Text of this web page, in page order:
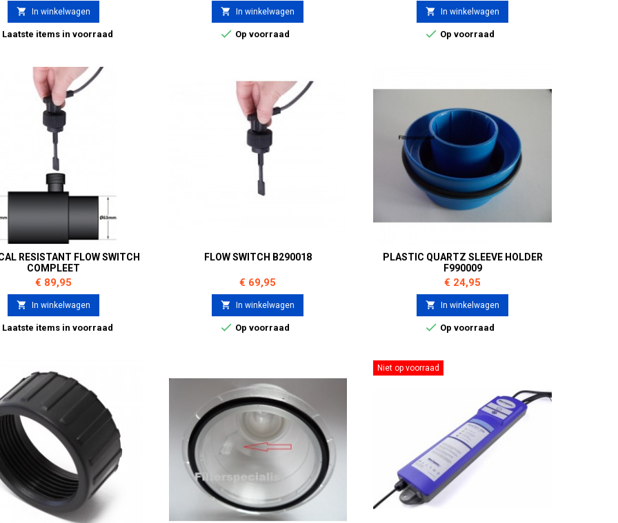
 In winkelwagen
Laatste items in voorraad
 In winkelwagen
 Op voorraad
 In winkelwagen
 Op voorraad
RESISTANT FLOW SWITCH
COMPLEET
Prijs
€ 89,95
 In winkelwagen
Laatste items in voorraad
FLOW SWITCH B290018
Prijs
€ 69,95
 In winkelwagen
 Op voorraad
PLASTIC QUARTZ SLEEVE HOLDER
F990009
Prijs
€ 24,95
 In winkelwagen
 Op voorraad
Niet op voorraad